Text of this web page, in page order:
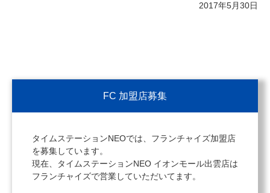
2017年5月30日
FC 加盟店募集
タイムステーションNEOでは、フランチャイズ加盟店
を募集しています。
現在、タイムステーションNEO イオンモール出雲店は
フランチャイズで営業していただいてます。